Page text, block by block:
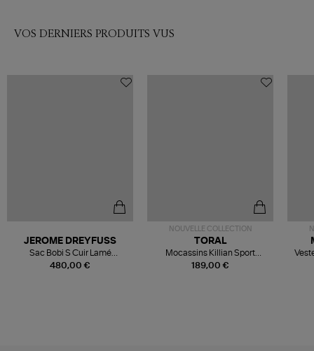
VOS DERNIERS PRODUITS VUS
480,00 €
JEROME DREYFUSS
Sac Bobi S Cuir Lamé
Champagne
NOUVELLE COLLECTION
189,00 €
TORAL
Mocassins Killian Sport
Mousse